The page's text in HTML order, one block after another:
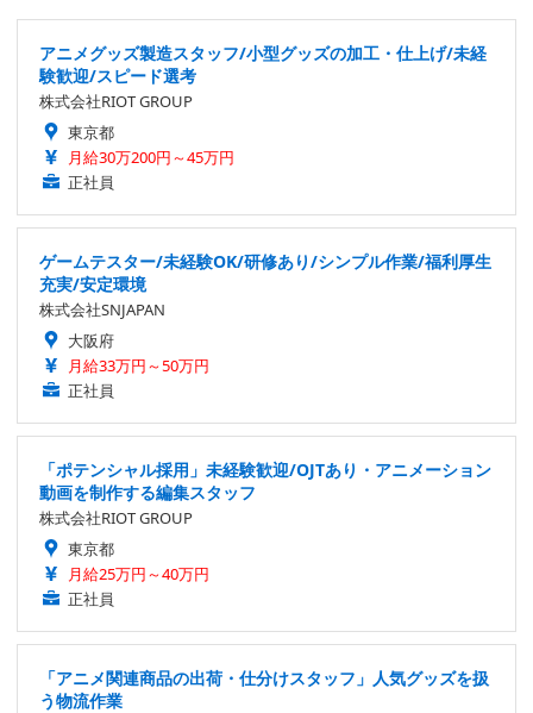
アニメグッズ製造スタッフ/小型グッズの加工・仕上げ/未経
験歓迎/スピード選考
株式会社RIOT GROUP
東京都
月給30万200円～45万円
正社員
ゲームテスター/未経験OK/研修あり/シンプル作業/福利厚生
充実/安定環境
株式会社SNJAPAN
大阪府
月給33万円～50万円
正社員
「ポテンシャル採用」未経験歓迎/OJTあり・アニメーション
動画を制作する編集スタッフ
株式会社RIOT GROUP
東京都
月給25万円～40万円
正社員
「アニメ関連商品の出荷・仕分けスタッフ」人気グッズを扱
う物流作業